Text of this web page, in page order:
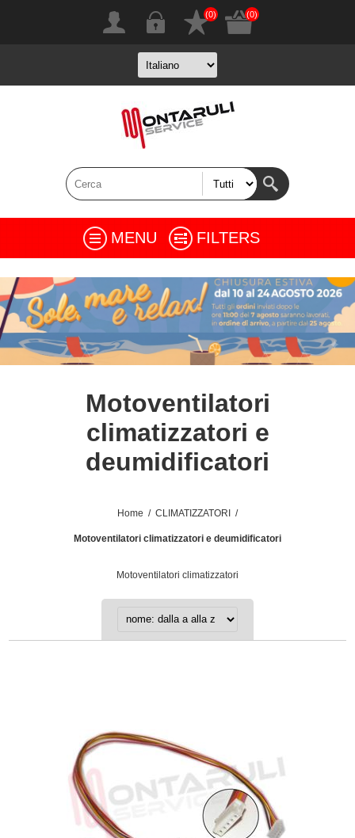
(0) (0)
MENU FILTERS
Motoventilatori
climatizzatori e
deumidificatori
Home / CLIMATIZZATORI /
Motoventilatori climatizzatori e deumidificatori
Motoventilatori climatizzatori